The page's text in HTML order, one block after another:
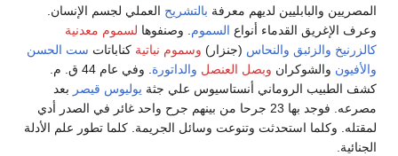
المصريين والبابليين لديهم معرفة بالتشريح العملي لجسم الإنسان.
وعرف الإغريق القدماء أنواع السموم. وصنفوها لسموم معدنية
كالزرنيخ والزئبق والنحاس (جنزار) وسموم نباتية كناباتات ست الحسن
والأفيون والشوكران وبصل العنصل والداتورة
. وفي عام 44 ق. م.
كشف الطبيب الروماني أنستاسيوس علي جثة يوليوس قيصر بعد
مصرعه. فوجد بها 23 جرحا من بينهم جرح واحد غائر في الصدر أدي
لمقتله. وكلما استحدثت وتنوعت وسائل الجريمة. كلما تطور علم الأدلة
الجنائية.